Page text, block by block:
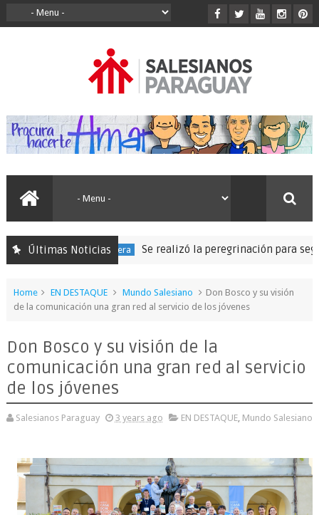
Últimas Noticias
Expedición Misionera Se realizó la peregrinación para seguir
Home EN DESTAQUE Mundo Salesiano
Don Bosco y su visión
de la comunicación una gran red al servicio de los jóvenes
Don Bosco y su visión de la
comunicación una gran red al servicio
de los jóvenes
Salesianos Paraguay 3 years ago EN DESTAQUE, Mundo Salesiano